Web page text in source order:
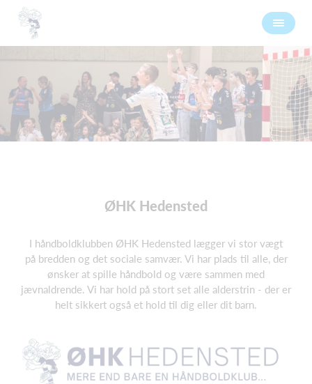
ØHK Hedensted
I håndboldklubben ØHK Hedensted lægger vi stor vægt
på bredden og det sociale samvær. Vi har plads til alle, der
ønsker at spille håndbold og være sammen med
jævnaldrende. Vi har hold på stort set alle alderstrin - der er
helt sikkert også et hold til dig eller dit barn.